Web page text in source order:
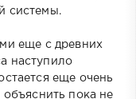
системы.
еще с древних
наступило
еще очень
объяснить пока не